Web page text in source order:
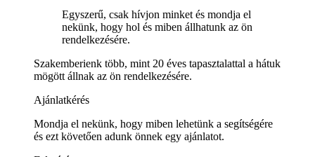
Egyszerű, csak hívjon minket és mondja el
nekünk, hogy hol és miben állhatunk az ön
rendelkezésére.
Szakemberienk több, mint 20 éves tapasztalattal a hátuk
mögött állnak az ön rendelkezésére.
Ajánlatkérés
Mondja el nekünk, hogy miben lehetünk a segítségére
és ezt követően adunk önnek egy ajánlatot.